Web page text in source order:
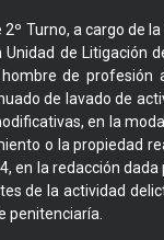
Turno, a cargo de
de Litigación
de profesión
de lavado de
en la
o la propiedad
en la redacción
de la actividad
penitenciaría.